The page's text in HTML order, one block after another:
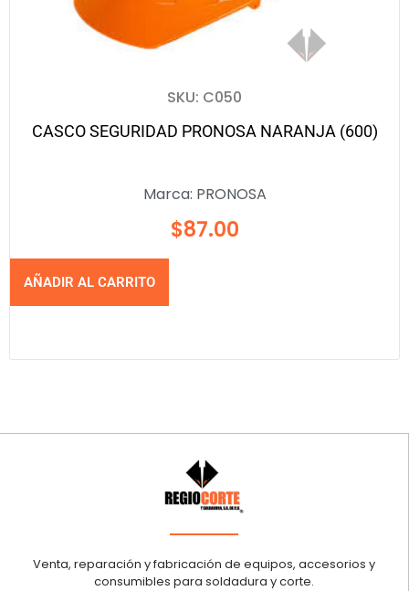
SKU: C050
CASCO SEGURIDAD PRONOSA NARANJA (600)
Marca: PRONOSA
$87.00
AÑADIR AL CARRITO
Venta, reparación y fabricación de equipos, accesorios y
consumibles para soldadura y corte.